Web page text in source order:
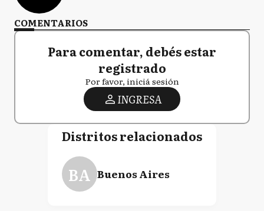
COMENTARIOS
Para comentar, debés estar
registrado
Por favor, iniciá sesión
INGRESA
Distritos relacionados
BA Buenos Aires